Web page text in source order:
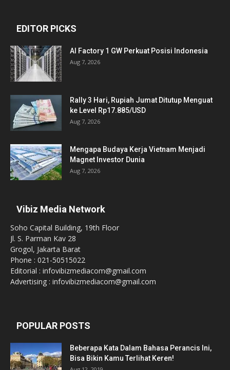
EDITOR PICKS
AI Factory 1 GW Perkuat Posisi Indonesia
Aug 7, 2026
Rally 3 Hari, Rupiah Jumat Ditutup Menguat
ke Level Rp17.885/USD
Aug 7, 2026
Mengapa Budaya Kerja Vietnam Menjadi
Magnet Investor Dunia
Aug 7, 2026
Vibiz Media Network
Soho Capital Building, 19th Floor
Jl. S. Parman Kav 28
Grogol, Jakarta Barat
Phone : 021-50515022
Editorial : infovibizmediacom@gmail.com
Advertising : infovibizmediacom@gmail.com
POPULAR POSTS
Beberapa Kata Dalam Bahasa Perancis Ini,
Bisa Bikin Kamu Terlihat Keren!